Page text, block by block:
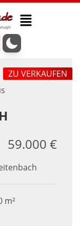
ZU VERKAUFEN
59.000 €
m²